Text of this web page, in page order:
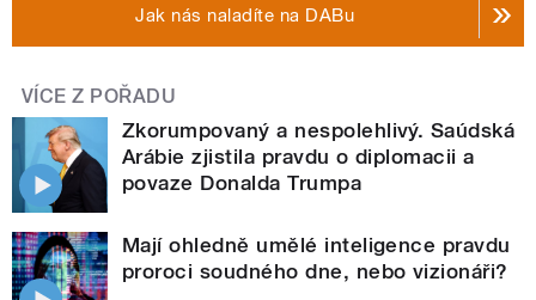
Jak nás naladíte na DABu
VÍCE Z POŘADU
Zkorumpovaný a nespolehlivý. Saúdská
Arábie zjistila pravdu o diplomacii a
povaze Donalda Trumpa
Mají ohledně umělé inteligence pravdu
proroci soudného dne, nebo vizionáři?